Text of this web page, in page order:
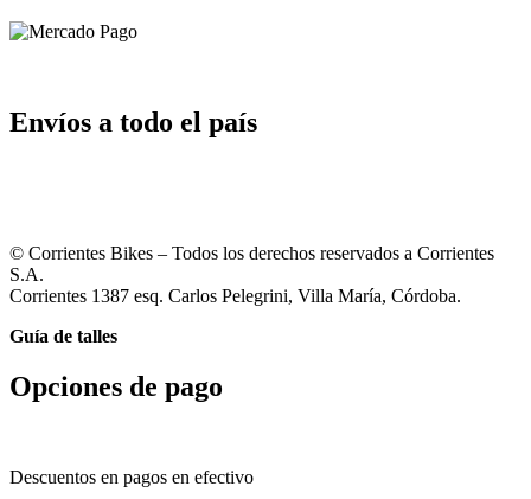
Envíos a todo el país
© Corrientes Bikes – Todos los derechos reservados a Corrientes
S.A.
Corrientes 1387 esq. Carlos Pelegrini, Villa María, Córdoba.
Guía de talles
Opciones de pago
Descuentos en pagos en efectivo